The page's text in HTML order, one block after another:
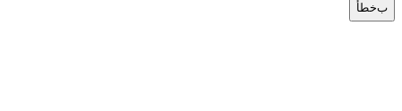
بخطأ